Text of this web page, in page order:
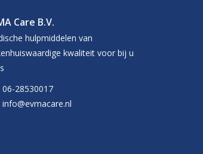
Care B.V.
hulpmiddelen van
kwaliteit voor bij u
06-28530017
info@evmacare.nl